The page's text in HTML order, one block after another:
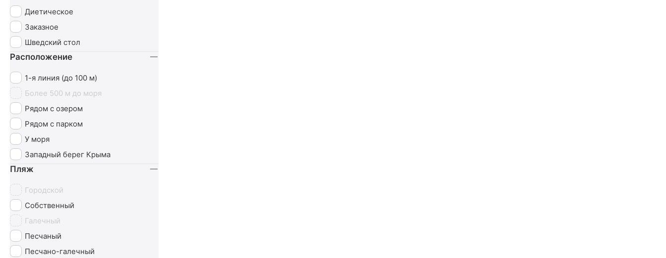
Диетическое
Заказное
Шведский стол
Расположение
1-я линия (до 100 м)
Более 500 м до моря
Рядом с озером
Рядом с парком
У моря
Западный берег Крыма
Пляж
Городской
Собственный
Галечный
Песчаный
Песчано-галечный